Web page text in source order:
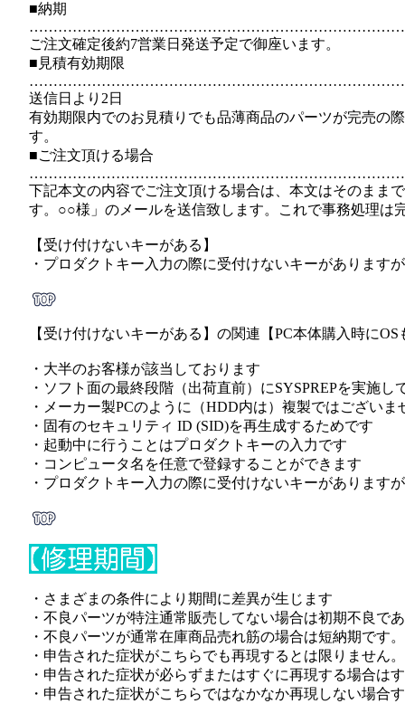
■納期
ご注文確定後約7営業日発送予定で御座います。
■見積有効期限
送信日より2日
有効期限内でのお見積りでも品薄商品のパーツが完売の
す。
■ご注文頂ける場合
下記本文の内容でご注文頂ける場合は、本文はそのまま
す。○○様」のメールを送信致します。これで事務処理は
【受け付けないキーがある】
・プロダクトキー入力の際に受付けないキーがあります
【受け付けないキーがある】の関連【PC本体購入時に
・大半のお客様が該当しております
・ソフト面の最終段階（出荷直前）にSYSPREPを実施し
・メーカー製PCのように（HDD内は）複製ではござい
・固有のセキュリティ ID (SID)を再生成するためです
・起動中に行うことはプロダクトキーの入力です
・コンピュータ名を任意で登録することができます
・プロダクトキー入力の際に受付けないキーがあります
・さまざまの条件により期間に差異が生じます
・不良パーツが特注通常販売してない場合は初期不良で
・不良パーツが通常在庫商品売れ筋の場合は短納期です。
・申告された症状がこちらでも再現するとは限りません。
・申告された症状が必らずまたはすぐに再現する場合は
・申告された症状がこちらではなかなか再現しない場